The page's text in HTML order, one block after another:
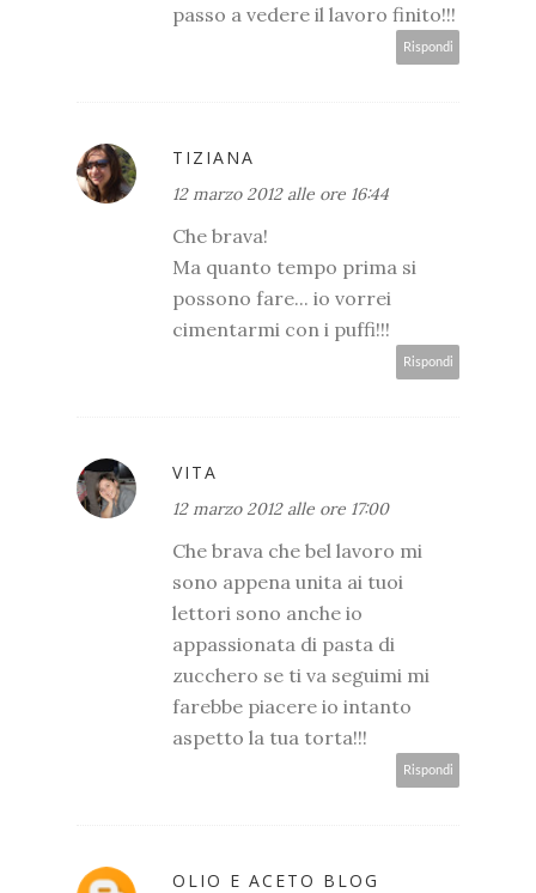
passo a vedere il lavoro finito!!!
Rispondi
TIZIANA
12 marzo 2012 alle ore 16:44
Che brava!
Ma quanto tempo prima si
possono fare... io vorrei
cimentarmi con i puffi!!!
Rispondi
VITA
12 marzo 2012 alle ore 17:00
Che brava che bel lavoro mi
sono appena unita ai tuoi
lettori sono anche io
appassionata di pasta di
zucchero se ti va seguimi mi
farebbe piacere io intanto
aspetto la tua torta!!!
Rispondi
OLIO E ACETO BLOG